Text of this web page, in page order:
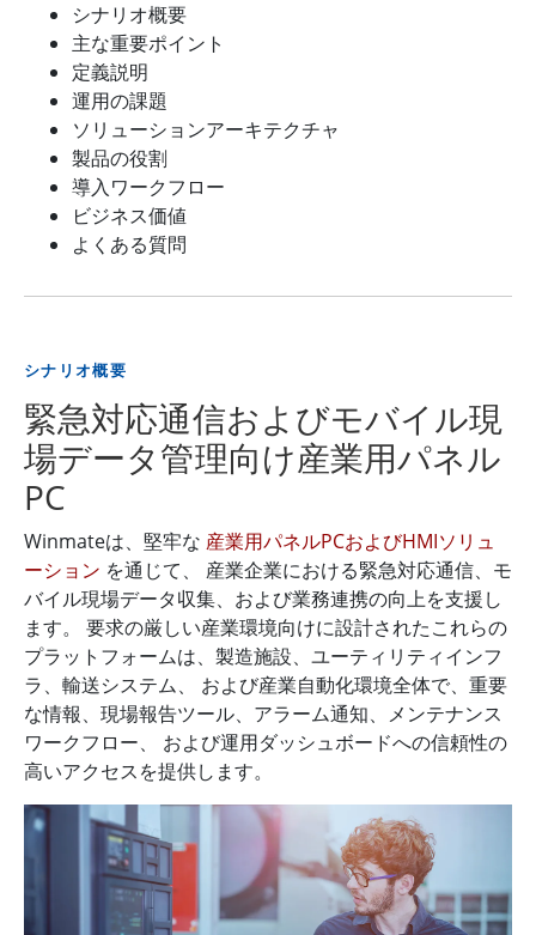
シナリオ概要
主な重要ポイント
定義説明
運用の課題
ソリューションアーキテクチャ
製品の役割
導入ワークフロー
ビジネス価値
よくある質問
シナリオ概要
緊急対応通信およびモバイル現
場データ管理向け産業用パネル
PC
Winmateは、堅牢な 産業用パネルPCおよびHMIソリュ
ーション を通じて、 産業企業における緊急対応通信、モ
バイル現場データ収集、および業務連携の向上を支援し
ます。 要求の厳しい産業環境向けに設計されたこれらの
プラットフォームは、製造施設、ユーティリティインフ
ラ、輸送システム、 および産業自動化環境全体で、重要
な情報、現場報告ツール、アラーム通知、メンテナンス
ワークフロー、 および運用ダッシュボードへの信頼性の
高いアクセスを提供します。